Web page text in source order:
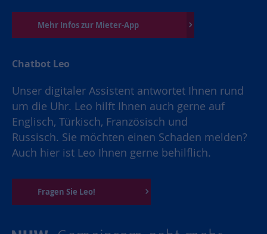
Mehr Infos zur Mieter-App
Chatbot Leo
Unser digitaler Assistent antwortet Ihnen rund
um die Uhr. Leo hilft Ihnen auch gerne auf
Englisch, Türkisch, Französisch und
Russisch. Sie möchten einen Schaden melden?
Auch hier ist Leo Ihnen gerne behilflich.
Fragen Sie Leo!